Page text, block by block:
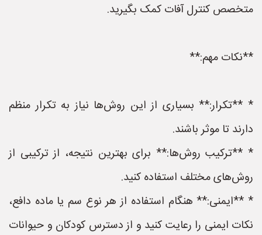
متخصص کنترل آفات کمک بگیرید.
**نکات مهم:**
* **تکرار:** بسیاری از این روش‌ها نیاز به تکرار منظم
دارند تا موثر باشند.
* **ترکیب روش‌ها:** برای بهترین نتیجه، از ترکیبی از
روش‌های مختلف استفاده کنید.
* **ایمنی:** هنگام استفاده از هر نوع سم یا ماده دافع،
نکات ایمنی را رعایت کنید و از دسترس کودکان و حیوانات